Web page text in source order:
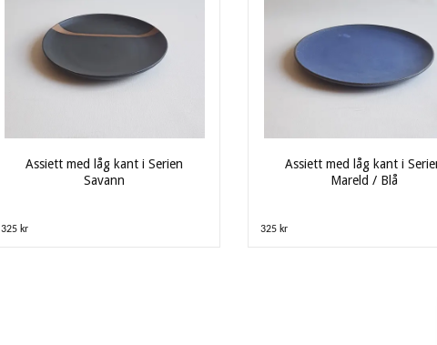
Assiett med låg kant i Serien
Savann
325 kr
Assiett med låg kant i
Mareld / Blå
325 kr